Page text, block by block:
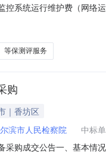
控系统运行维护费（网络
称：黑龙江省水文局机
等保测评服务
购
｜香坊区
滨市人民检察院
中标
采购成交公告一、基本情